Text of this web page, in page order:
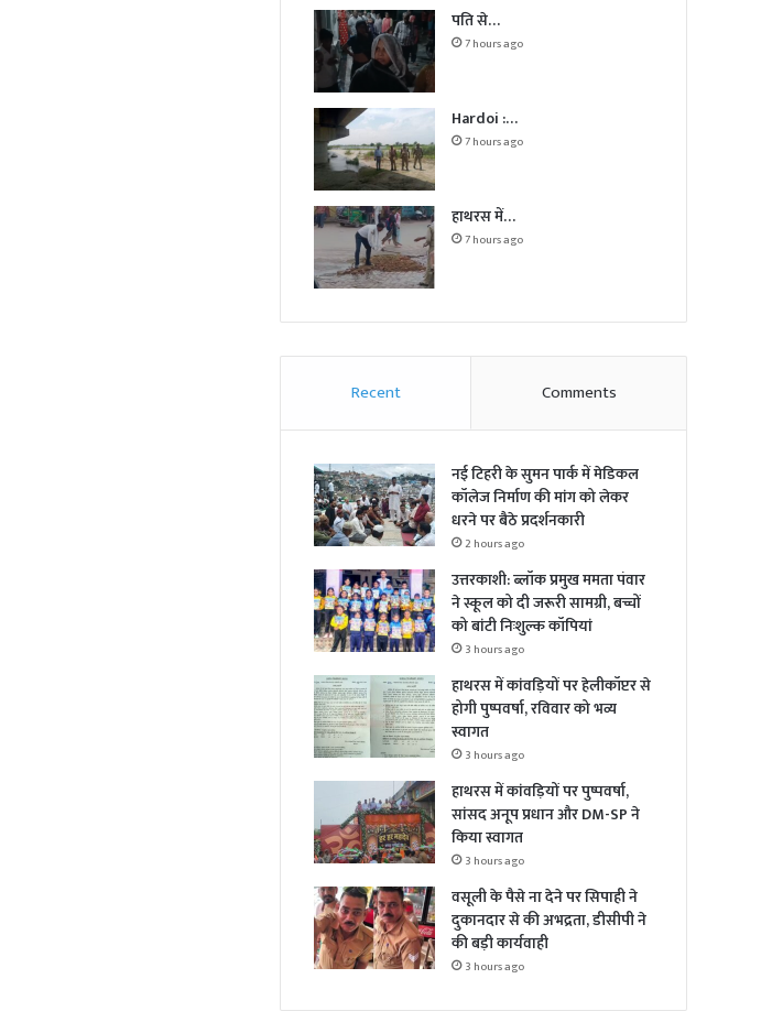
पति से…
7 hours ago
Hardoi :…
7 hours ago
हाथरस में…
7 hours ago
Recent Comments
नई टिहरी के सुमन पार्क में मेडिकल
कॉलेज निर्माण की मांग को लेकर
धरने पर बैठे प्रदर्शनकारी
2 hours ago
उत्तरकाशी: ब्लॉक प्रमुख ममता पंवार
ने स्कूल को दी जरूरी सामग्री, बच्चों
को बांटी निःशुल्क कॉपियां
3 hours ago
हाथरस में कांवड़ियों पर हेलीकॉप्टर से
होगी पुष्पवर्षा, रविवार को भव्य
स्वागत
3 hours ago
हाथरस में कांवड़ियों पर पुष्पवर्षा,
सांसद अनूप प्रधान और DM-SP ने
किया स्वागत
3 hours ago
वसूली के पैसे ना देने पर सिपाही ने
दुकानदार से की अभद्रता, डीसीपी ने
की बड़ी कार्यवाही
3 hours ago